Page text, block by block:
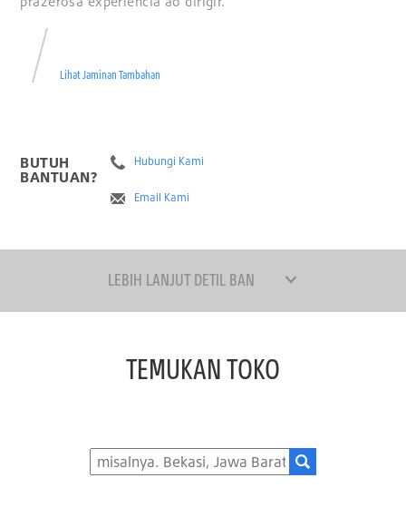
Lihat Jaminan Tambahan
BUTUH
BANTUAN?
Hubungi Kami
Email Kami
LEBIH LANJUT DETIL BAN
TEMUKAN TOKO